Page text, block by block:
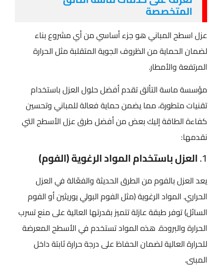
المتخصصة
عزل اسطح المباني​ هو جزء أساسي من أي مشروع بناء
لضمان الحماية من الظروف الجوية المتقلبة مثل الحرارة
المرتفعة والأمطار.
مؤسسة ماسة التألق تقدم أفضل حلول العزل باستخدام
تقنيات متطورة، مما يضمن حماية فعالة للمباني وتحسين
كفاءة الطاقة إليك بعض من أفضل طرق عزل الأسطح التي
نقدمها:
1. العزل باستخدام المواد الرغوية (الفوم)
يعد العزل بالفوم من الطرق الحديثة والفعّالة في العزل
الحراري. المواد الرغوية (مثل الفوم البولي يوريثين أو الفوم
السائل) توفر طبقة عازلة تتميز بقدرتها العالية على منع تسرب
الحرارة والبرودة. هذه المواد تستخدم في الأسطح المعرضة
للحرارة العالية لضمان الحفاظ على درجة حرارة ثابتة داخل
المبنى.